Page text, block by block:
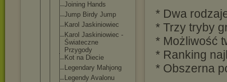
Joining Hands
Jump Birdy Jump
Karol Jaskiniowiec
Karol Jaskiniowiec -
Świateczne
Przygody
Kot na Diecie
Legendary Mahjong
Legendy Avalonu
* Dwa
* Trzy tryby
* Możliwość
* Ranking
* Obszerna